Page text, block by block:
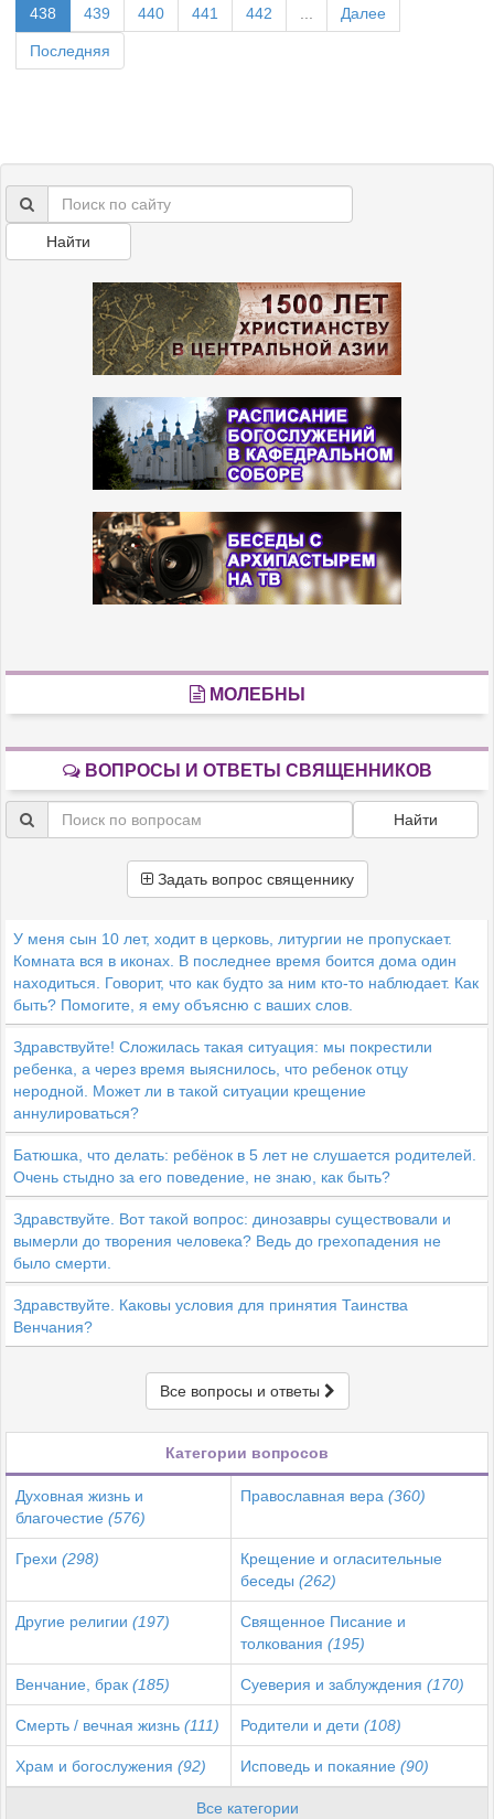
438 439 440 441 442 Далее
Последняя
Найти
МОЛЕБНЫ
ВОПРОСЫ И ОТВЕТЫ СВЯЩЕННИКОВ
Найти
Задать вопрос священнику
У меня сын 10 лет, ходит в церковь, литургии не пропускает.
Комната вся в иконах. В последнее время боится дома один
находиться. Говорит, что как будто за ним кто-то наблюдает. Как
быть? Помогите, я ему объясню с ваших слов.
Здравствуйте! Сложилась такая ситуация: мы покрестили
ребенка, а через время выяснилось, что ребенок отцу
неродной. Может ли в такой ситуации крещение
аннулироваться?
Батюшка, что делать: ребёнок в 5 лет не слушается родителей.
Очень стыдно за его поведение, не знаю, как быть?
Здравствуйте. Вот такой вопрос: динозавры существовали и
вымерли до творения человека? Ведь до грехопадения не
было смерти.
Здравствуйте. Каковы условия для принятия Таинства
Венчания?
Все вопросы и ответы
Категории вопросов
Духовная жизнь и
благочестие (576)
Православная вера (360)
Грехи (298)
Крещение и огласительные
беседы (262)
Другие религии (197)
Священное Писание и
толкования (195)
Венчание, брак (185) Суеверия и заблуждения (170)
Смерть / вечная жизнь (111) Родители и дети (108)
Храм и богослужения (92) Исповедь и покаяние (90)
Все категории